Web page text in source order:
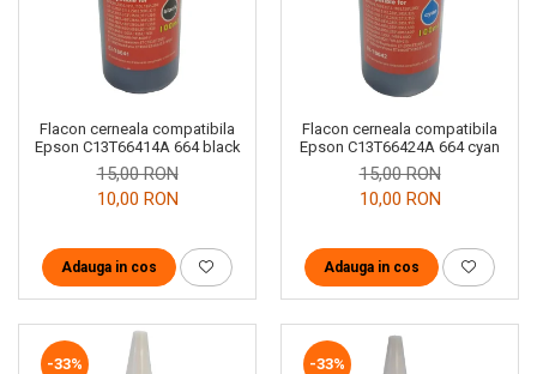
Flacon cerneala compatibila
Epson C13T66414A 664 black
15,00 RON
10,00 RON
Adauga in cos
Flacon cerneala compatibila
Epson C13T66424A 664 cyan
15,00 RON
10,00 RON
Adauga in cos
-33% -33%